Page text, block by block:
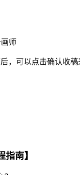
师
可以点击确认收稿
指南】